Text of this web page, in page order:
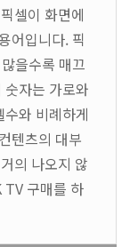
셀이 화면에
어입니다. 픽
을수록 매끄
자는 가로와
와 비례하게
텐츠의 대부
의 나오지 않
TV 구매를 하